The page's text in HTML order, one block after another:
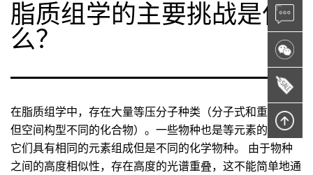
脂质组学的主要挑战是什
么？
在脂质组学中，存在大量等压分子种类（分子式和重量相同
但空间构型不同的化合物）。一些物种也是等元素的，因为
它们具有相同的元素组成但是不同的化学物种。 由于物种
之间的高度相似性，存在高度的光谱重叠，这不能简单地通